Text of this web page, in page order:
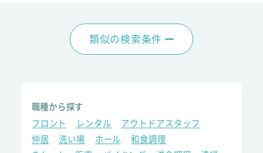
類似の検索条件
職種から探す
フロント
レンタル
アウトドアスタッフ
仲居
洗い場 ホール
和食調理